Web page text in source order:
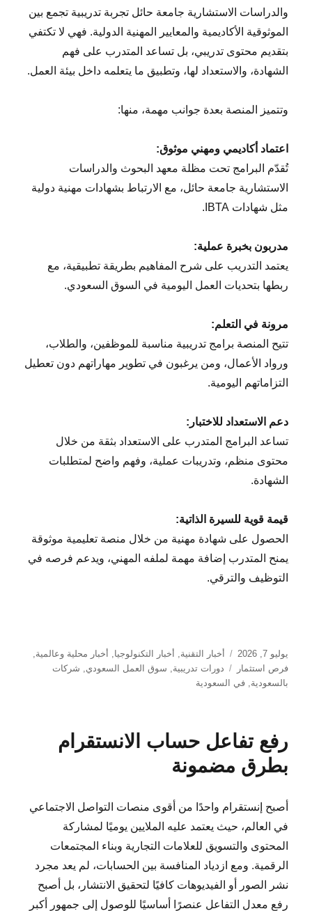
والدراسات الاستشارية جامعة حائل تجربة تدريبية تجمع بين
الموثوقية الأكاديمية والمعايير المهنية الدولية. فهي لا تكتفي
بتقديم محتوى تدريبي، بل تساعد المتدرب على فهم
الشهادة، والاستعداد لها، وتطبيق ما يتعلمه داخل بيئة العمل.
وتتميز المنصة بعدة جوانب مهمة، منها:
اعتماد أكاديمي ومهني موثوق:
تُقدّم البرامج تحت مظلة معهد البحوث والدراسات
الاستشارية جامعة حائل، مع الارتباط بشهادات مهنية دولية
مثل شهادات IBTA.
مدربون بخبرة عملية:
يعتمد التدريب على شرح المفاهيم بطريقة تطبيقية، مع
ربطها بتحديات العمل اليومية في السوق السعودي.
مرونة في التعلم:
تتيح المنصة برامج تدريبية مناسبة للموظفين، والطلاب،
ورواد الأعمال، ومن يرغبون في تطوير مهاراتهم دون تعطيل
التزاماتهم اليومية.
دعم الاستعداد للاختبار:
تساعد البرامج المتدرب على الاستعداد بثقة من خلال
محتوى منظم، وتدريبات عملية، وفهم واضح لمتطلبات
الشهادة.
قيمة قوية للسيرة الذاتية:
الحصول على شهادة مهنية من خلال منصة تعليمية موثوقة
يمنح المتدرب إضافة مهمة لملفه المهني، ويدعم فرصه في
التوظيف والترقي.
نُشرت
في
يوليو 7, 2026 التصنيفات
أخبار التقنية, أخبار التكنولوجيا, أخبار محلية وعالمية,
فرص استثمار
الوسوم
دورات تدريبية, سوق العمل السعودي, شركات
بالسعودية,في السعودية
رفع تفاعل حساب الانستقرام
بطرق مضمونة
أصبح إنستقرام واحدًا من أقوى منصات التواصل الاجتماعي
في العالم، حيث يعتمد عليه الملايين يوميًا لمشاركة
المحتوى والتسويق للعلامات التجارية وبناء المجتمعات
الرقمية. ومع ازدياد المنافسة بين الحسابات، لم يعد مجرد
نشر الصور أو الفيديوهات كافيًا لتحقيق الانتشار، بل أصبح
رفع معدل التفاعل عنصرًا أساسيًا للوصول إلى جمهور أكبر